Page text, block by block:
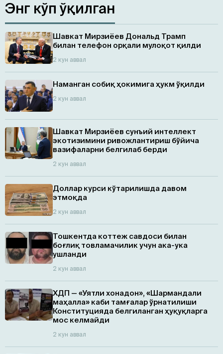
Энг кўп ўқилган
Шавкат Мирзиёев Дональд Трамп
билан телефон орқали мулоқот қилди
2 кун аввал
Наманган собиқ ҳокимига ҳукм ўқилди
2 кун аввал
Шавкат Мирзиёев сунъий интеллект
экотизимини ривожлантириш бўйича
вазифаларни белгилаб берди
2 кун аввал
Доллар курси кўтарилишда давом
этмоқда
2 кун аввал
Тошкентда коттеж савдоси билан
боғлиқ товламачилик учун ака-ука
ушланди
2 кун аввал
ХДП — «Уятли хонадон», «Шармандали
маҳалла» каби тамғалар ўрнатилиши
Конституцияда белгиланган ҳуқуқларга
мос келмайди
2 кун аввал